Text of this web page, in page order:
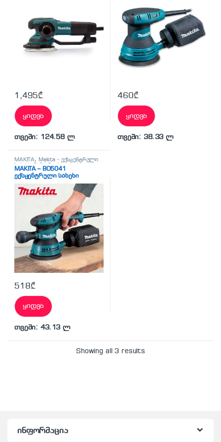
1,495₾
ყიდვა
თვეში: 124.58 ლ
460₾
ყიდვა
თვეში: 38.33 ლ
MAKITA, Makita - ექსცენტრული
სახეხი მანქანა,სხვადასხვა
MAKITA – BO5041
ექსცენტრული სახეხი
მანქანა
518₾
ყიდვა
თვეში: 43.13 ლ
Showing all 3 results
ინფორმაცია